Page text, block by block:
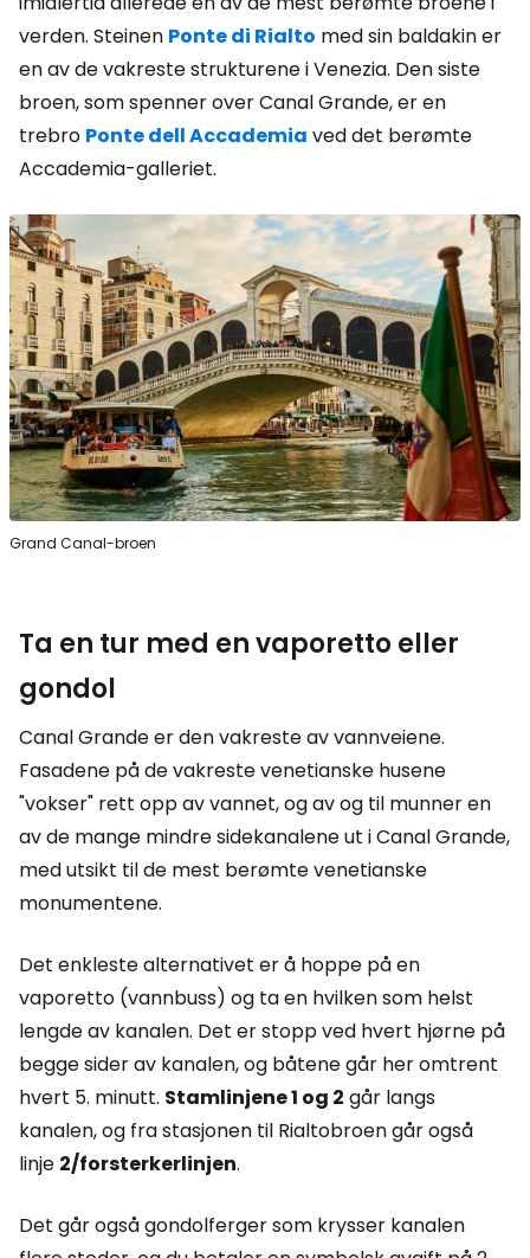
verden. Steinen Ponte di Rialto med sin baldakin er
en av de vakreste strukturene i Venezia. Den siste
broen, som spenner over Canal Grande, er en
trebro Ponte dell Accademia ved det berømte
Accademia-galleriet.
Grand Canal-broen
Ta en tur med en vaporetto eller
gondol
Canal Grande er den vakreste av vannveiene.
Fasadene på de vakreste venetianske husene
"vokser" rett opp av vannet, og av og til munner en
av de mange mindre sidekanalene ut i Canal Grande,
med utsikt til de mest berømte venetianske
monumentene.
Det enkleste alternativet er å hoppe på en
vaporetto (vannbuss) og ta en hvilken som helst
lengde av kanalen. Det er stopp ved hvert hjørne på
begge sider av kanalen, og båtene går her omtrent
hvert 5. minutt. Stamlinjene 1 og 2 går langs
kanalen, og fra stasjonen til Rialtobroen går også
linje 2/forsterkerlinjen.
Det går også gondolferger som krysser kanalen